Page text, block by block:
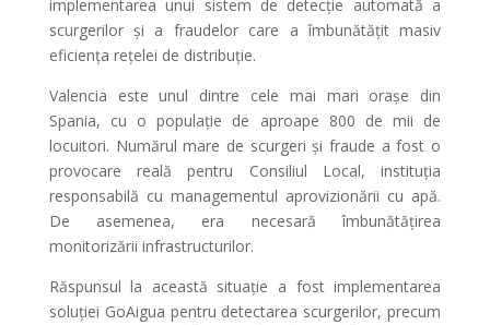
implementarea unui sistem de detecție automată a
scurgerilor și a fraudelor care a îmbunătățit masiv
eficiența rețelei de distribuție.
Valencia este unul dintre cele mai mari orașe din
Spania, cu o populație de aproape 800 de mii de
locuitori. Numărul mare de scurgeri și fraude a fost o
provocare reală pentru Consiliul Local, instituția
responsabilă cu managementul aprovizionării cu apă.
De asemenea, era necesară îmbunătățirea
monitorizării infrastructurilor.
Răspunsul la această situație a fost implementarea
soluției GoAigua pentru detectarea scurgerilor, precum